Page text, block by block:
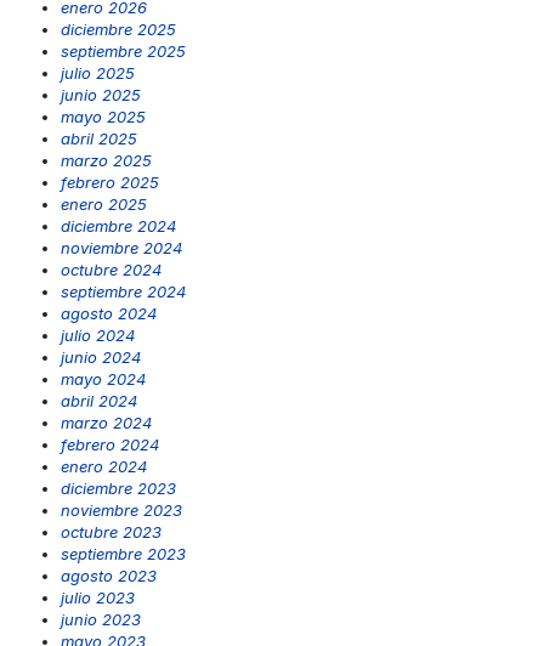
enero 2026
diciembre 2025
septiembre 2025
julio 2025
junio 2025
mayo 2025
abril 2025
marzo 2025
febrero 2025
enero 2025
diciembre 2024
noviembre 2024
octubre 2024
septiembre 2024
agosto 2024
julio 2024
junio 2024
mayo 2024
abril 2024
marzo 2024
febrero 2024
enero 2024
diciembre 2023
noviembre 2023
octubre 2023
septiembre 2023
agosto 2023
julio 2023
junio 2023
mayo 2023